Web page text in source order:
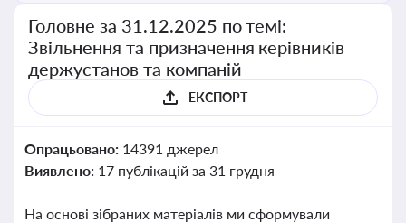
Головне за 31.12.2025 по темі:
Звільнення та призначення керівників
держустанов та компаній
ЕКСПОРТ
Опрацьовано: 14391 джерел
Виявлено: 17 публікацій за 31 грудня
На основі зібраних матеріалів ми сформували